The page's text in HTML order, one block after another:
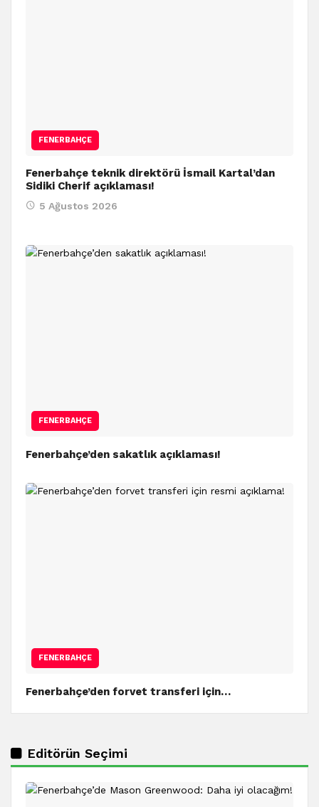
FENERBAHÇE
Fenerbahçe teknik direktörü İsmail Kartal’dan
Sidiki Cherif açıklaması!
5 Ağustos 2026
FENERBAHÇE
Fenerbahçe’den sakatlık açıklaması!
FENERBAHÇE
Fenerbahçe’den forvet transferi için…
Editörün Seçimi